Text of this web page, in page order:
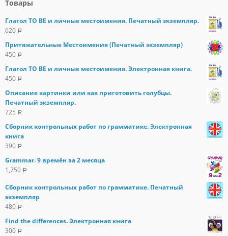
Товары
Глагол TO BE и личные местоимения. Печатный экземпляр.
620 Р
Притяжательные Местоимения (Печатный экземпляр)
450 Р
Глагол TO BE и личные местоимения. Электронная книга.
450 Р
Описание картинки или как приготовить голубцы.
Печатный экземпляр.
725
Р
Сборник контрольных работ по грамматике. Электронная
книга
390 Р
Grammar. 9 времён за 2 месяца
1,750 Р
Сборник контрольных работ по грамматике. Печатный
экземпляр
480 Р
Find the differences. Электронная книга
300 Р